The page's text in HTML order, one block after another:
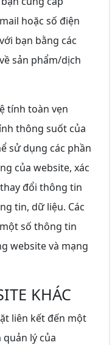
hoặc số điện
bạn bằng các
sản phẩm/dịch
tính toàn vẹn
thông suốt của
sử dụng các phần
của website, xác
đổi thông tin
tin, dữ liệu. Các
số thông tin
website và mạng
KHÁC
liên kết đến một
lý của